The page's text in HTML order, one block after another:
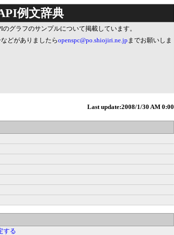
例文辞典
のグラフのサンプルについて掲載しています。
どがありましたらopenspc@po.shiojiri.ne.jp までお願いしま
Last update:2008/1/30 AM 0:00
する